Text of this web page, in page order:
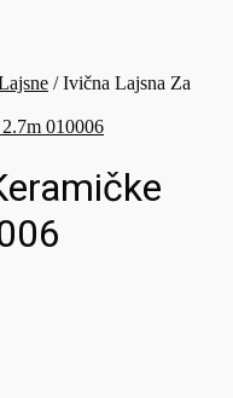
/ Ivična Lajsna Za